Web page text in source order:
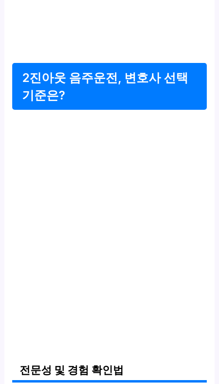
2진아웃 음주운전, 변호사 선택
기준은?
전문성 및 경험 확인법